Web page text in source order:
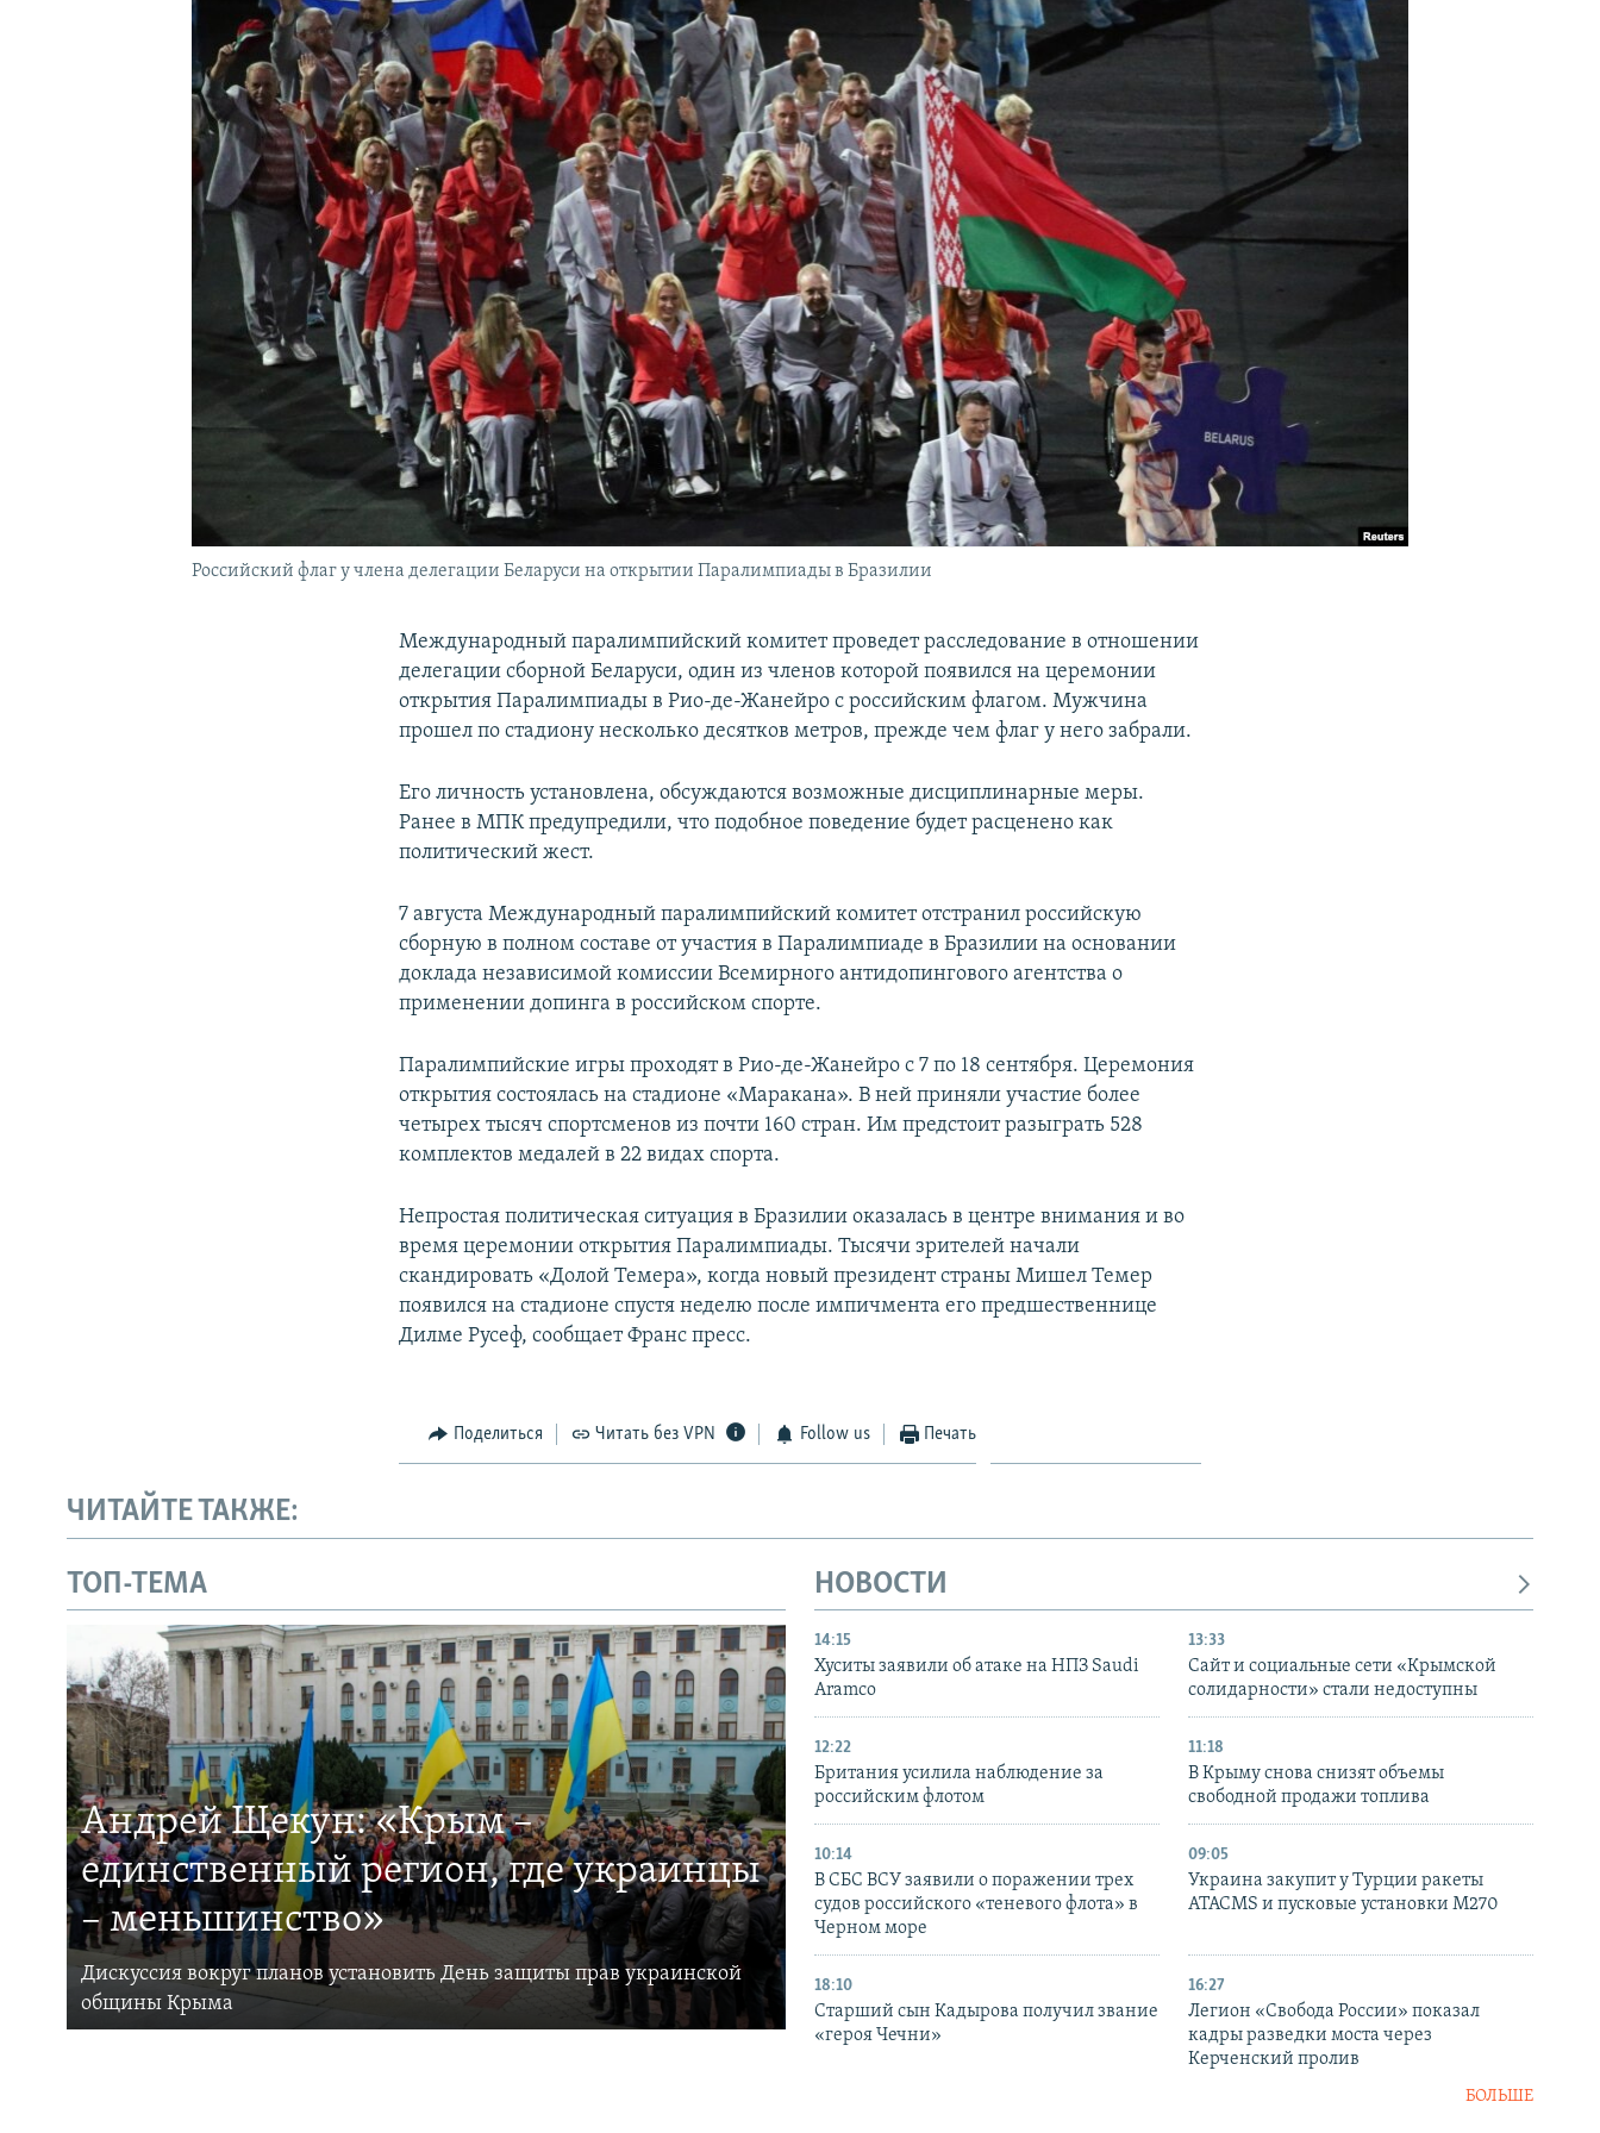
УКРАИНСКАЯ ПРОБЛЕМА КРЫМА
Российский флаг у члена делегации Беларуси на открытии Паралимпиады в Бразилии
Международный паралимпийский комитет проведет расследование в отношении
делегации сборной Беларуси, один из членов которой появился на церемонии
открытия Паралимпиады в Рио-де-Жанейро с российским флагом. Мужчина
прошел по стадиону несколько десятков метров, прежде чем флаг у него забрали.
Его личность установлена, обсуждаются возможные дисциплинарные меры.
Ранее в МПК предупредили, что подобное поведение будет расценено как
политический жест.
7 августа Международный паралимпийский комитет отстранил российскую
сборную в полном составе от участия в Паралимпиаде в Бразилии на основании
доклада независимой комиссии Всемирного антидопингового агентства о
применении допинга в российском спорте.
Паралимпийские игры проходят в Рио-де-Жанейро с 7 по 18 сентября. Церемония
открытия состоялась на стадионе «Маракана». В ней приняли участие более
четырех тысяч спортсменов из почти 160 стран. Им предстоит разыграть 528
комплектов медалей в 22 видах спорта.
Непростая политическая ситуация в Бразилии оказалась в центре внимания и во
время церемонии открытия Паралимпиады. Тысячи зрителей начали
скандировать «Долой Темера», когда новый президент страны Мишел Темер
появился на стадионе спустя неделю после импичмента его предшественнице
Дилме Русеф, сообщает Франс пресс.
Поделиться Читать без VPN Follow us Печать
ЧИТАЙТЕ ТАКЖЕ:
ТОП-ТЕМА
Андрей Щекун: «Крым –
единственный регион, где украинцы
– меньшинство»
Дискуссия вокруг планов установить День защиты прав украинской
общины Крыма
НОВОСТИ
14:15
Хуситы заявили об атаке на НПЗ Saudi
Aramco
13:33
Сайт и социальные сети «Крымской
солидарности» стали недоступны
12:22
Британия усилила наблюдение за
российским флотом
11:18
В Крыму снова снизят объемы
свободной продажи топлива
10:14
В СБС ВСУ заявили о поражении трех
судов российского «теневого флота» в
Черном море
09:05
Украина закупит у Турции ракеты
ATACMS и пусковые установки M270
18:10
Старший сын Кадырова получил звание
«героя Чечни»
16:27
Легион «Свобода России» показал
кадры разведки моста через
Керченский пролив
БОЛЬШЕ